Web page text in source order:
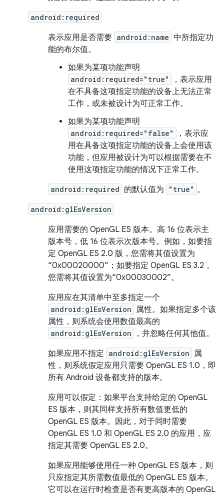
android:required
表示应用是否需要 android:name 中所指定功
能的布尔值。
如果为某项功能声明
android:required="true"
，表示应用
在不具备这项指定功能的设备上无法正常
工作，或未被设计为可正常工作。
如果为某项功能声明
android:required="false"
，表示应
用在具备这项指定功能的设备上会使用该
功能，但应用被设计为可以根据需要在不
使用这项指定功能的情况下正常工作。
android:required 的默认值为 "true" 。
android:glEsVersion
应用需要的 OpenGL ES 版本。高 16 位表示主
版本号，低 16 位表示次版本号。例如，如要指
定 OpenGL ES 2.0 版，您需将其值设置为
“0x00020000”；如要指定 OpenGL ES 3.2，
您需将其值设置为“0x00030002”。
应用应在其清单中至多指定一个
android:glEsVersion 属性。如果指定多个该
属性，则系统会使用数值最高的
android:glEsVersion
，并忽略任何其他值。
如果应用不指定 android:glEsVersion 属
性，则系统假定应用只需要 OpenGL ES 1.0，即
所有 Android 设备都支持的版本。
应用可以假定：如果平台支持给定的 OpenGL
ES 版本，则其同样支持所有数值更低的
OpenGL ES 版本。因此，对于同时需要
OpenGL ES 1.0 和 OpenGL ES 2.0 的应用，应
指定其需要 OpenGL ES 2.0。
如果应用能够使用任一种 OpenGL ES 版本，则
只应指定其所需数值最低的 OpenGL ES 版本。
它可以在运行时检查是否有更高版本的 OpenGL